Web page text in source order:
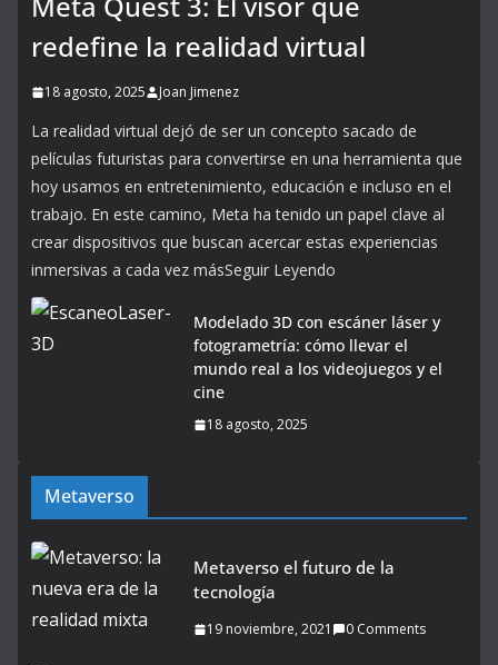
redefine la realidad virtual
18 agosto, 2025 Joan Jimenez
La realidad virtual dejó de ser un concepto sacado de
películas futuristas para convertirse en una herramienta que
hoy usamos en entretenimiento, educación e incluso en el
trabajo. En este camino, Meta ha tenido un papel clave al
crear dispositivos que buscan acercar estas experiencias
inmersivas a cada vez másSeguir Leyendo
Modelado 3D con escáner láser y
fotogrametría: cómo llevar el
mundo real a los videojuegos y el
cine
18 agosto, 2025
Metaverso
Metaverso el futuro de la
tecnología
19 noviembre, 2021 0 Comments